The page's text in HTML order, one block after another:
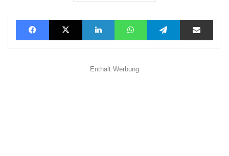
FacebookX LinkedInWhatsAppTelegramTeilen via E-Mail
Enthält Werbung